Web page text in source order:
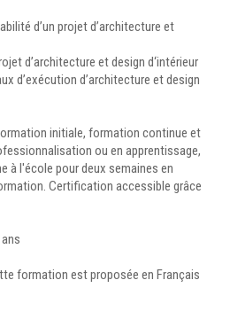
d’un projet d’architecture et
d’architecture et design d‘intérieur
d’exécution d’architecture et design
initiale, formation continue et
ou en apprentissage,
à l'école pour deux semaines en
Certification accessible grâce
formation est proposée en Français